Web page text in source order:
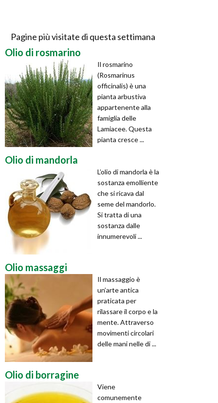
Pagine più visitate di questa settimana
Olio di rosmarino
Il rosmarino
(Rosmarinus
officinalis) è una
pianta arbustiva
appartenente alla
famiglia delle
Lamiacee. Questa
pianta cresce ...
Olio di mandorla
L’olio di mandorla è la
sostanza emolliente
che si ricava dal
seme del mandorlo.
Si tratta di una
sostanza dalle
innumerevoli ...
Olio massaggi
Il massaggio è
un’arte antica
praticata per
rilassare il corpo e la
mente. Attraverso
movimenti circolari
delle mani nelle di ...
Olio di borragine
Viene
comunemente